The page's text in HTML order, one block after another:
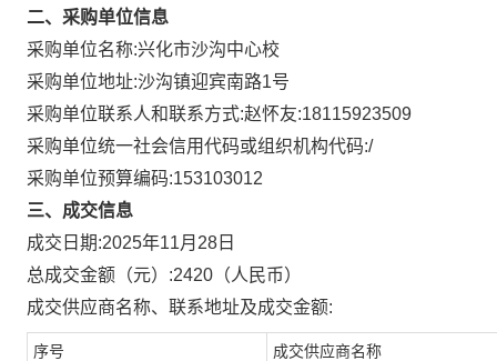
二、采购单位信息
采购单位名称:兴化市沙沟中心校
采购单位地址:沙沟镇迎宾南路1号
采购单位联系人和联系方式:赵怀友:18115923509
采购单位统一社会信用代码或组织机构代码:/
采购单位预算编码:153103012
三、成交信息
成交日期:2025年11月28日
总成交金额（元）:2420 （人民币）
成交供应商名称、联系地址及成交金额:
序号 成交供应商名称